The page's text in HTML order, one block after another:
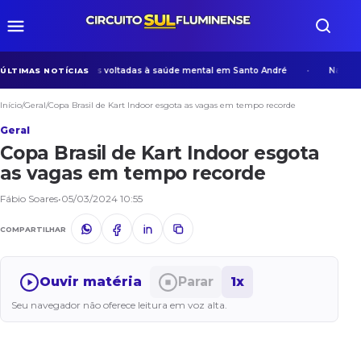
ÚLTIMAS NOTÍCIAS
desenvolve ações voltadas à saúde mental em Santo André Na era
Início/Geral/Copa Brasil de Kart Indoor esgota as vagas em tempo recorde
Geral
Copa Brasil de Kart Indoor esgota
as vagas em tempo recorde
Fábio Soares•05/03/2024 10:55
COMPARTILHAR
Ouvir matéria Parar 1x
Seu navegador não oferece leitura em voz alta.